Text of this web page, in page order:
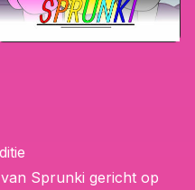
Sprunki gericht op